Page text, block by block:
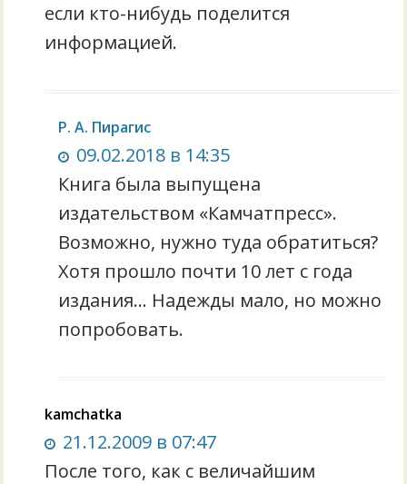
если кто-нибудь поделится
информацией.
Р. А. Пирагис
09.02.2018 в 14:35
Книга была выпущена
издательством «Камчатпресс».
Возможно, нужно туда обратиться?
Хотя прошло почти 10 лет с года
издания… Надежды мало, но можно
попробовать.
kamchatka
21.12.2009 в 07:47
После того, как с величайшим